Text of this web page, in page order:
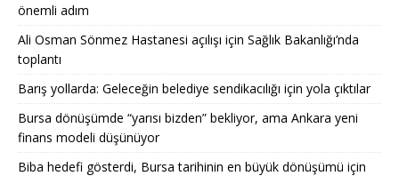
önemli adım
Ali Osman Sönmez Hastanesi açılışı için Sağlık Bakanlığı’nda
toplantı
Barış yollarda: Geleceğin belediye sendikacılığı için yola çıktılar
Bursa dönüşümde “yarısı bizden” bekliyor, ama Ankara yeni
finans modeli düşünüyor
Biba hedefi gösterdi, Bursa tarihinin en büyük dönüşümü için